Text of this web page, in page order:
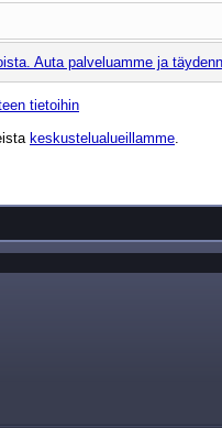
Auta palveluamme ja
tietoihin
keskustelualueillamme.